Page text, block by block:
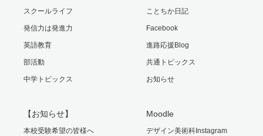
スクールライフ
発信力は発進力
英語教育
部活動
中学トピックス
ことちか日記
Facebook
進路応援Blog
共通トピックス
お知らせ
【お知らせ】
本校受験希望の皆様へ
Moodle
デザイン美術科Instagram